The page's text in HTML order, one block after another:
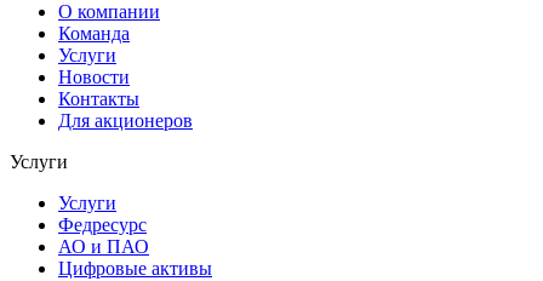
О компании
Команда
Услуги
Новости
Контакты
Для акционеров
Услуги
Услуги
Федресурс
АО и ПАО
Цифровые активы